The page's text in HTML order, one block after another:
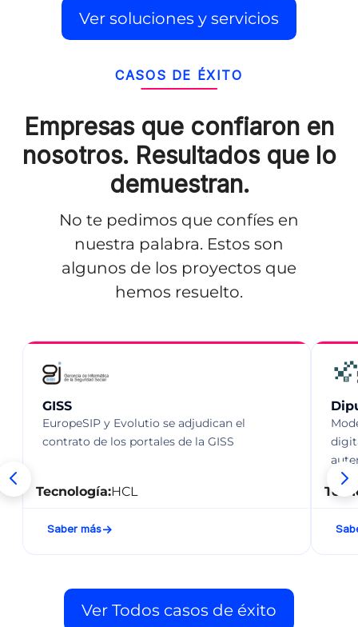
Ver soluciones y servicios
CASOS DE ÉXITO
Empresas que confiaron en
nosotros. Resultados que lo
demuestran.
No te pedimos que confíes en
nuestra palabra. Estos son
algunos de los proyectos que
hemos resuelto.
GISS
EuropeSIP y Evolutio se adjudican el
contrato de los portales de la GISS
Tecnología:HCL
Saber más
Ver Todos casos de éxito